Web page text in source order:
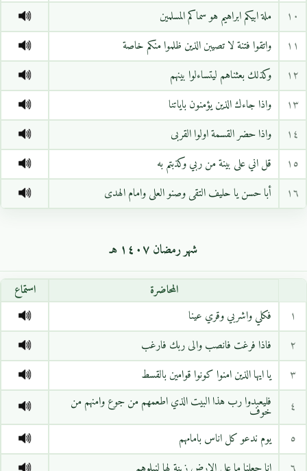
١٠
ملة ابيكم ابراهيم هو سماكم المسلمين
١١
واتقوا فتنة لا تصيبن الذين ظلموا منكم خاصة
١٢
وكذلك بعثناهم ليتساءلوا بينهم
١٣
واذا جاءك الذين يؤمنون باياتنا
١٤
واذا حضر القسمة اولوا القربى
١٥
قل اني على بينة من ربي وكذبتم به
١٦
أبا حسن يا حليف التقى وصنو العلى وامام الهدى
شهر رمضان ١٤٠٧ هـ
المحاضرة
استماع
١
فكلي واشربي وقري عينا
٢
فاذا فرغت فانصب والى ربك فارغب
٣
يا ايها الذين امنوا كونوا قوامين بالقسط
٤
فليعبدوا رب هذا البيت الذي اطعمهم من جوع وامنهم من
خوف
٥
يوم ندعو كل اناس بامامهم